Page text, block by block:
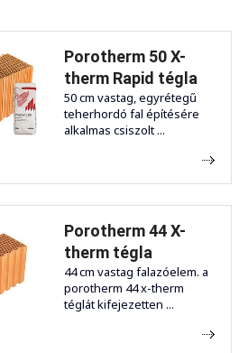
Porotherm 50 X-
therm Rapid tégla
50 cm vastag, egyrétegű
teherhordó fal építésére
alkalmas csiszolt ...
Porotherm 44 X-
therm tégla
44 cm vastag falazóelem. a
porotherm 44 x-therm
téglát kifejezetten ...